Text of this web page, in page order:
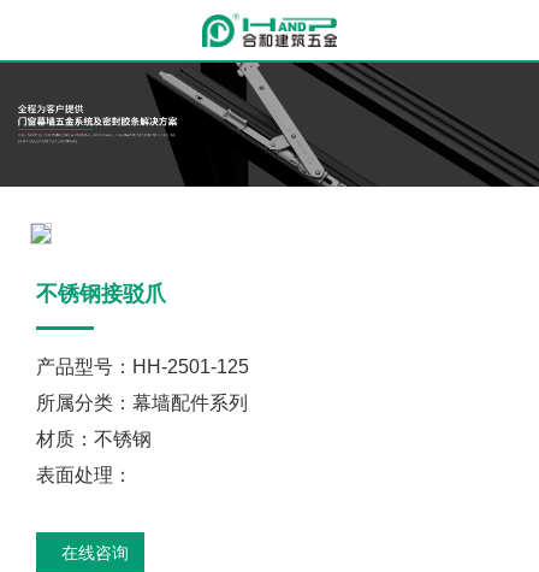
不锈钢接驳爪
产品型号：HH-2501-125
所属分类：幕墙配件系列
材质：不锈钢
表面处理：
在线咨询